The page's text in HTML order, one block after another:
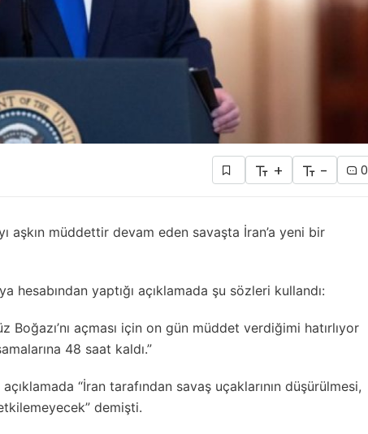
+ - 0
aşkın müddettir devam eden savaşta İran’a yeni bir
yaptığı açıklamada şu sözleri kullandı:
Boğazı’nı açması için on gün müddet verdiğimi hatırlıyor
48 saat kaldı.”
“İran tarafından savaş uçaklarının düşürülmesi,
demişti.